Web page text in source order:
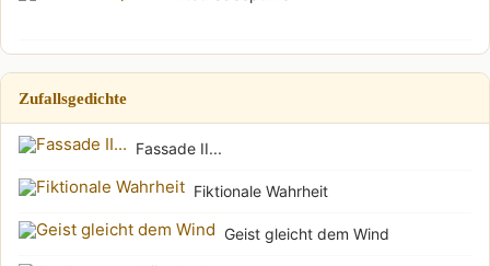
Zufallsgedichte
Fassade II...
Fiktionale Wahrheit
Geist gleicht dem Wind